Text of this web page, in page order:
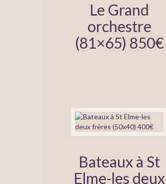
Le Grand
orchestre
(81×65) 850€
Bateaux à St
Elme-les deux